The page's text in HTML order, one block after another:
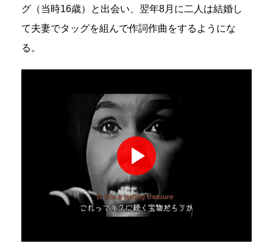
グ（当時16歳）と出会い、翌年8月に二人は結婚し
て夫妻でタッグを組んで作詞作曲をするようにな
る。